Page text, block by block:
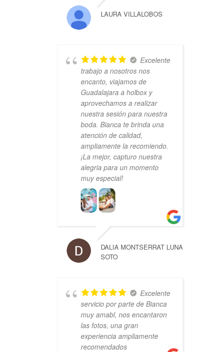
LAURA VILLALOBOS
Excelente
trabajo a nosotros nos
encanto, viajamos de
Guadalajara a holbox y
aprovechamos a realizar
nuestra sesión para nuestra
boda. Bianca te brinda una
atención de calidad,
ampliamente la recomiendo.
¡La mejor, capturo nuestra
alegria para un momento
muy especial!
DALIA MONTSERRAT LUNA
SOTO
Excelente
servicio por parte de Bianca
muy amabl, nos encantaron
las fotos, una gran
experiencia ampliamente
recomendados